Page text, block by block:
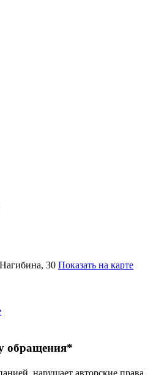
30 Показать на карте
обращения*
нарушает авторские права